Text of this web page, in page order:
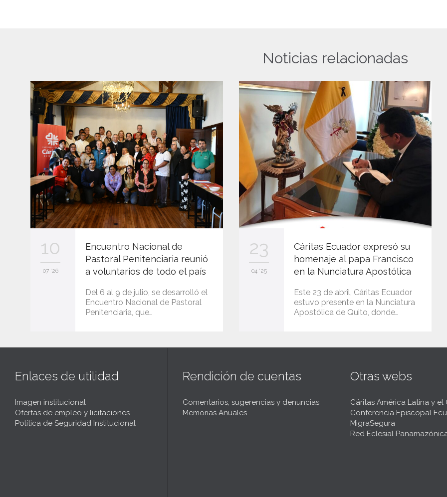
Noticias relacionadas
10
07 '26
Encuentro Nacional de
Pastoral Penitenciaria reunió
a voluntarios de todo el país
Del 6 al 9 de julio, se desarrolló el
Encuentro Nacional de Pastoral
Penitenciaria, que…
23
04 '25
Cáritas Ecuador expresó su
homenaje al papa Francisco
en la Nunciatura Apostólica
Este 23 de abril, Cáritas Ecuador
estuvo presente en la Nunciatura
Apostólica de Quito, donde…
Enlaces de utilidad
Imagen institucional
Ofertas de empleo y licitaciones
Política de Seguridad Institucional
Rendición de cuentas
Comentarios, sugerencias y denuncias
Memorias Anuales
Otras webs
Cáritas América Latina y el
Conferencia Episcopal
MigraSegura
Red Eclesial